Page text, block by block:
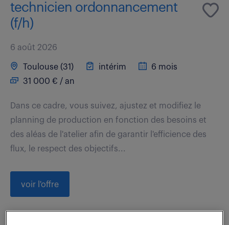
technicien ordonnancement
(f/h)
6 août 2026
Toulouse (31) intérim
6 mois
31 000 € / an
Dans ce cadre, vous suivez, ajustez et modifiez le
planning de production en fonction des besoins et
des aléas de l'atelier afin de garantir l'efficience des
flux, le respect des objectifs...
voir l'offre